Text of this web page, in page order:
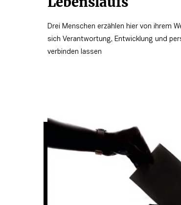
Drei Menschen erzählen hier von ihrem
sich Verantwortung, Entwicklung und
verbinden lassen